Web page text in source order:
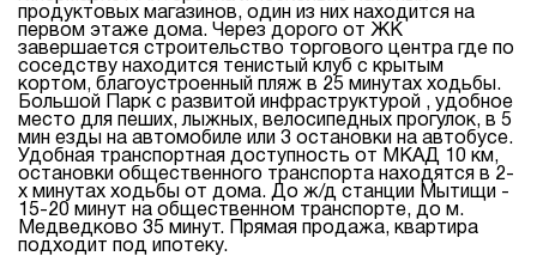
продуктовых магазинов, один из них находится на
первом этаже дома. Через дорого от ЖК
завершается строительство торгового центра где по
соседству находится тенистый клуб с крытым
кортом, благоустроенный пляж в 25 минутах ходьбы.
Большой Парк с развитой инфраструктурой , удобное
место для пеших, лыжных, велосипедных прогулок, в 5
мин езды на автомобиле или 3 остановки на автобусе.
Удобная транспортная доступность от МКАД 10 км,
остановки общественного транспорта находятся в 2-
х минутах ходьбы от дома. До ж/д станции Мытищи -
15-20 минут на общественном транспорте, до м.
Медведково 35 минут. Прямая продажа, квартира
подходит под ипотеку.